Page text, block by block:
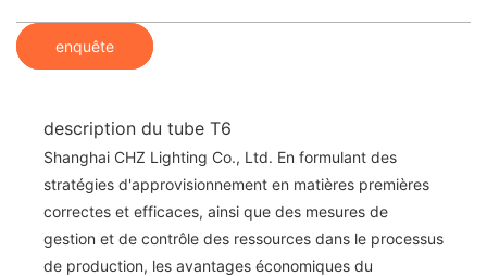
enquête
description du tube T6
Shanghai CHZ Lighting Co., Ltd. En formulant des
stratégies d'approvisionnement en matières premières
correctes et efficaces, ainsi que des mesures de
gestion et de contrôle des ressources dans le processus
de production, les avantages économiques du